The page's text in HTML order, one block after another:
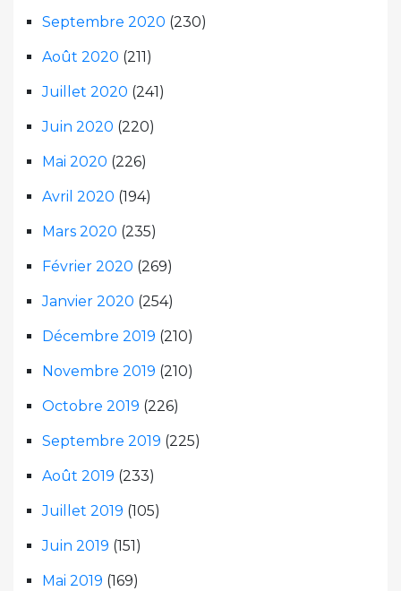
Septembre 2020 (230)
Août 2020 (211)
Juillet 2020 (241)
Juin 2020 (220)
Mai 2020 (226)
Avril 2020 (194)
Mars 2020 (235)
Février 2020 (269)
Janvier 2020 (254)
Décembre 2019 (210)
Novembre 2019 (210)
Octobre 2019 (226)
Septembre 2019 (225)
Août 2019 (233)
Juillet 2019 (105)
Juin 2019 (151)
Mai 2019 (169)